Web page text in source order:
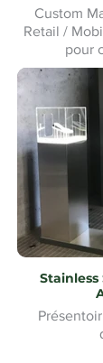
Custom
Retail /
pour